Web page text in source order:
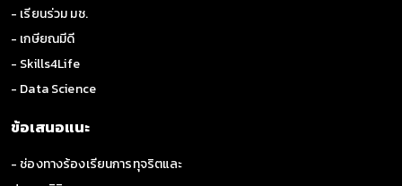
- เรียนร่วม มช.
- เกษียณมีดี
- Skills4Life
- Data Science
ข้อเสนอแนะ
- ช่องทางร้องเรียนการทุจริตและ